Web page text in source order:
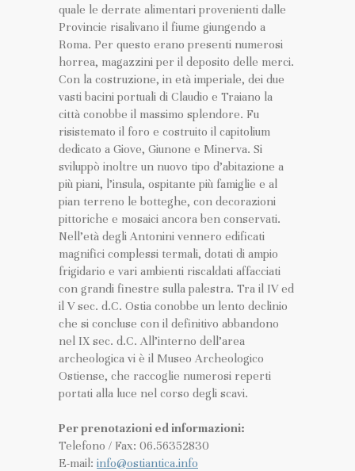
quale le derrate alimentari provenienti dalle
Provincie risalivano il fiume giungendo a
Roma. Per questo erano presenti numerosi
horrea, magazzini per il deposito delle merci.
Con la costruzione, in età imperiale, dei due
vasti bacini portuali di Claudio e Traiano la
città conobbe il massimo splendore. Fu
risistemato il foro e costruito il capitolium
dedicato a Giove, Giunone e Minerva. Si
sviluppò inoltre un nuovo tipo d’abitazione a
più piani, l’insula, ospitante più famiglie e al
pian terreno le botteghe, con decorazioni
pittoriche e mosaici ancora ben conservati.
Nell’età degli Antonini vennero edificati
magnifici complessi termali, dotati di ampio
frigidario e vari ambienti riscaldati affacciati
con grandi finestre sulla palestra. Tra il IV ed
il V sec. d.C. Ostia conobbe un lento declinio
che si concluse con il definitivo abbandono
nel IX sec. d.C. All’interno dell’area
archeologica vi è il Museo Archeologico
Ostiense, che raccoglie numerosi reperti
portati alla luce nel corso degli scavi.
Per prenotazioni ed informazioni:
Telefono / Fax: 06.56352830
E-mail: info@ostiantica.info